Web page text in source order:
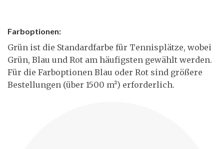
Farboptionen:
Grün ist die Standardfarbe für Tennisplätze, wobei
Grün, Blau und Rot am häufigsten gewählt werden.
Für die Farboptionen Blau oder Rot sind größere
Bestellungen (über 1500 m²) erforderlich.